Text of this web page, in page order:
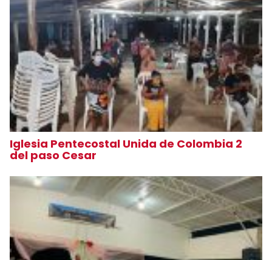
Iglesia Pentecostal Unida de Colombia 2
del paso Cesar